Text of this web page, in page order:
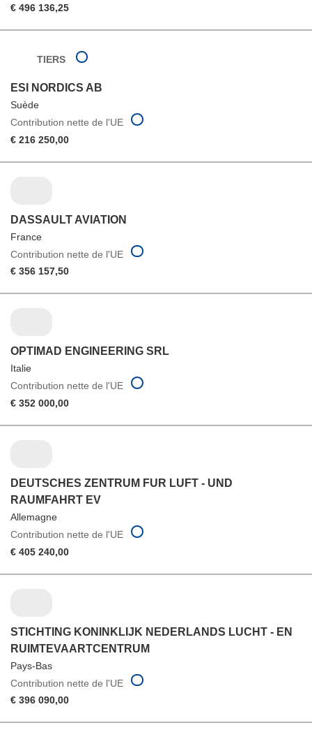
€ 496 136,25
TIERS
ESI NORDICS AB
Suède
Contribution nette de l'UE
€ 216 250,00
DASSAULT AVIATION
France
Contribution nette de l'UE
€ 356 157,50
OPTIMAD ENGINEERING SRL
Italie
Contribution nette de l'UE
€ 352 000,00
DEUTSCHES ZENTRUM FUR LUFT - UND
RAUMFAHRT EV
Allemagne
Contribution nette de l'UE
€ 405 240,00
STICHTING KONINKLIJK NEDERLANDS LUCHT - EN
RUIMTEVAARTCENTRUM
Pays-Bas
Contribution nette de l'UE
€ 396 090,00